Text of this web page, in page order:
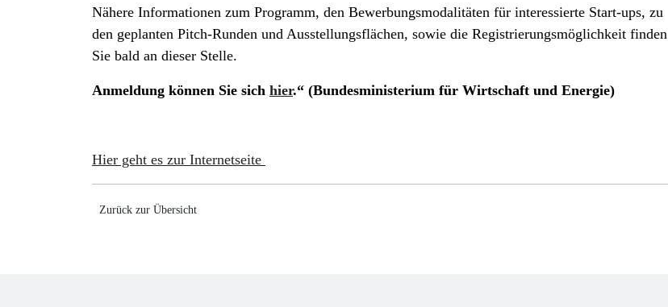
Nähere Informationen zum Programm, den Bewerbungsmodalitäten für interessierte Start-ups, zu
den geplanten Pitch-Runden und Ausstellungsflächen, sowie die Registrierungsmöglichkeit finden
Sie bald an dieser Stelle.
Anmeldung können Sie sich hier.“ (Bundesministerium für Wirtschaft und Energie)
Hier geht es zur Internetseite
Zurück zur Übersicht